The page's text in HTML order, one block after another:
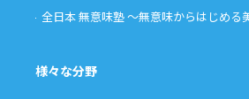
全日本 無意味塾 〜無意味からはじめる
様々な分野